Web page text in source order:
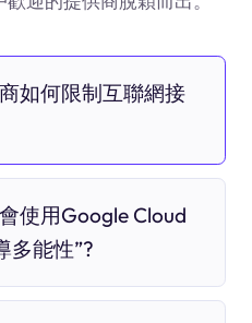
如何限制互聯網接
使用Google Cloud
多能性”?